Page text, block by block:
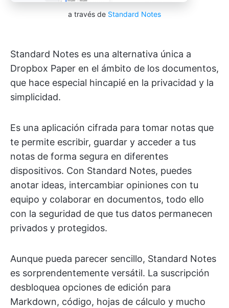
a través de Standard Notes
Standard Notes es una alternativa única a
Dropbox Paper en el ámbito de los documentos,
que hace especial hincapié en la privacidad y la
simplicidad.
Es una aplicación cifrada para tomar notas que
te permite escribir, guardar y acceder a tus
notas de forma segura en diferentes
dispositivos. Con Standard Notes, puedes
anotar ideas, intercambiar opiniones con tu
equipo y colaborar en documentos, todo ello
con la seguridad de que tus datos permanecen
privados y protegidos.
Aunque pueda parecer sencillo, Standard Notes
es sorprendentemente versátil. La suscripción
desbloquea opciones de edición para
Markdown, código, hojas de cálculo y mucho